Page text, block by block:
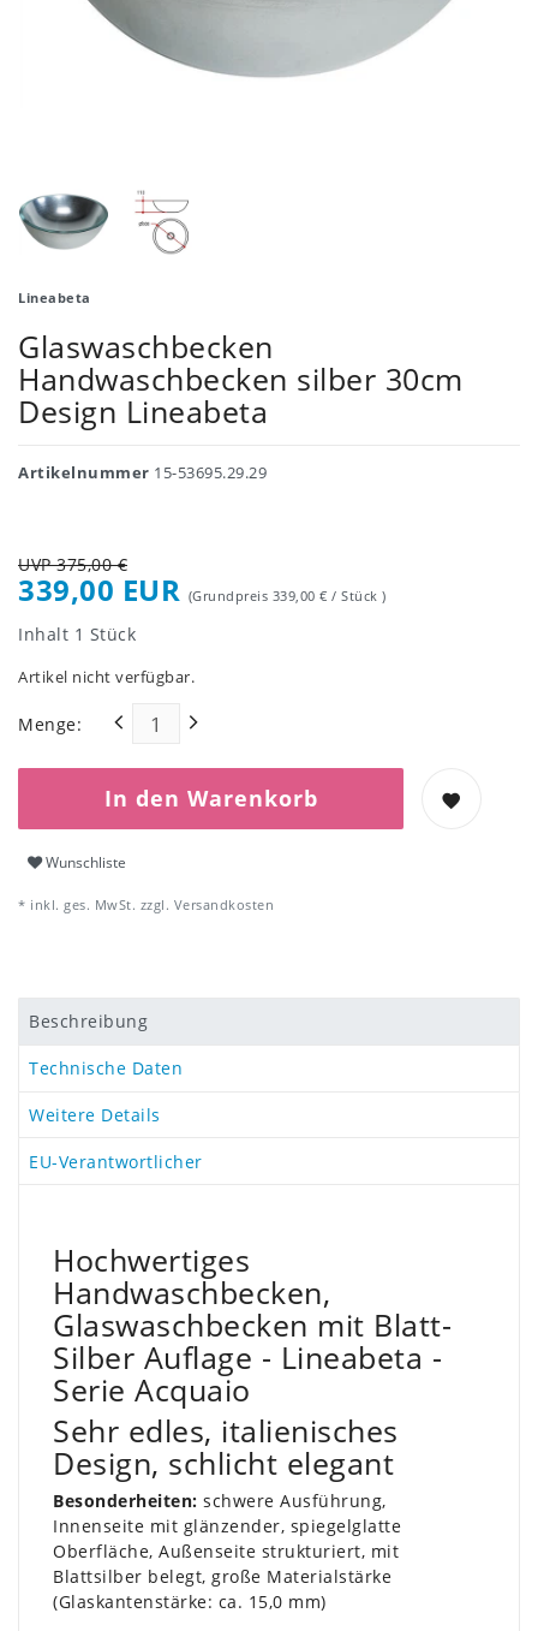
Lineabeta
Glaswaschbecken
Handwaschbecken silber 30cm
Design Lineabeta
Artikelnummer 15-53695.29.29
UVP 375,00 €
339,00 EUR (Grundpreis 339,00 € / Stück )
Inhalt 1 Stück
Artikel nicht verfügbar.
Menge:
In den Warenkorb
Wunschliste
* inkl. ges. MwSt. zzgl. Versandkosten
Beschreibung
Technische Daten
Weitere Details
EU-Verantwortlicher
Hochwertiges
Handwaschbecken,
Glaswaschbecken mit Blatt-
Silber Auflage - Lineabeta -
Serie Acquaio
Sehr edles, italienisches
Design, schlicht elegant
Besonderheiten: schwere Ausführung,
Innenseite mit glänzender, spiegelglatte
Oberfläche, Außenseite strukturiert, mit
Blattsilber belegt, große Materialstärke
(Glaskantenstärke: ca. 15,0 mm)